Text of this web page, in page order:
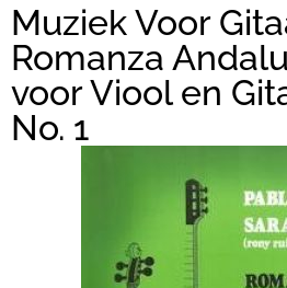
Muziek Voor
Romanza
voor Viool en
No. 1